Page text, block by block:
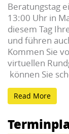
Beratungstag
13:00 Uhr in
diesem Tag
und führen
Kommen Sie
virtuellen
können Sie
Read More